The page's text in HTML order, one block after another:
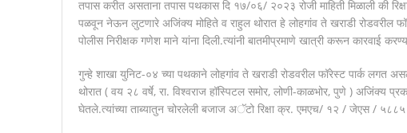
तपास करीत असताना तपास पथकास दि १७/०६/ २०२३ रोजी माहिती मिळाली की
पळवून नेऊन लुटणारे अजिंक्य मोहिते व राहुल थोरात हे लोहगांव ते खराडी रोडवरील
पोलीस निरीक्षक गणेश माने यांना दिली.त्यांनी बातमीप्रमाणे खात्री करून कारवाई
गुन्हे शाखा युनिट-०४ च्या पथकाने लोहगांव ते खराडी रोडवरील फॉरेस्ट पार्क लगत
थोरात ( वय २८ वर्षे, रा. विश्वराज हॉस्पिटल समोर, लोणी-काळभोर, पुणे ) अजिंक्य
घेतले.त्यांच्या ताब्यातुन चोरलेली बजाज अॅटो रिक्षा क्र. एमएच/ १२ / जेएस /